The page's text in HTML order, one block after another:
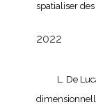
spatialiser
2022
L. De